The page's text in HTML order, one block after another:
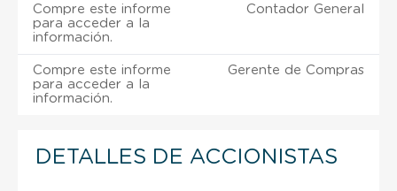
Compre este informe
para acceder a la
información.
Contador General
Compre este informe
para acceder a la
información.
Gerente de Compras
DETALLES DE ACCIONISTAS